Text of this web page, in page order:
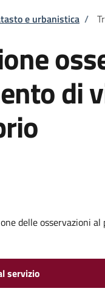
pane
e urbanistica /
di
delle osservazioni
servizio